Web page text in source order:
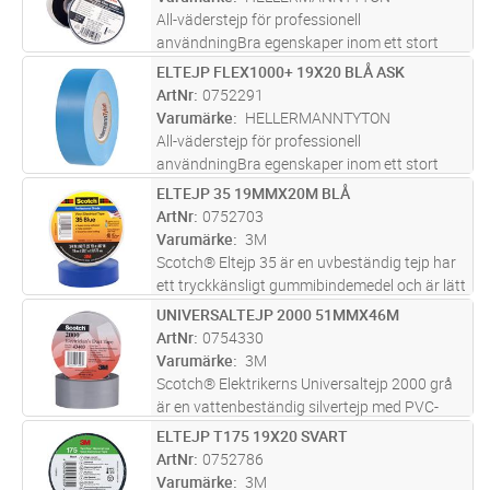
All-väderstejp för professionell
användningBra egenskaper inom ett stort
temperaturområde ned till -18 till
+105°CLevereras i skyddande plastaskPrimär
isolering för skarvar upp till 1 kVSom
skyddande...läs mer
ST Lägg i kundvagn
ELTEJP FLEX1000+ 19X20 BLÅ ASK
ArtNr 0752291
Varumärke
HELLERMANNTYTON
All-väderstejp för professionell
användningBra egenskaper inom ett stort
temperaturområde ned till -18 till
+105°CLevereras i skyddande plastaskPrimär
isolering för skarvar upp till 1 kVSom
skyddande...läs mer
ST Lägg i kundvagn
ELTEJP 35 19MMX20M BLÅ
ArtNr 0752703
Varumärke
3M
Scotch® Eltejp 35 är en uvbeständig tejp har
ett tryckkänsligt gummibindemedel och är lätt
att hantera och applicera. Denna tejp av
professionell kvalitet är utmärkt för
fasidentifiering och färgkodn
ST Lägg i kundvagn
UNIVERSALTEJP 2000 51MMX46M
ArtNr 0754330
Varumärke
3M
Scotch® Elektrikerns Universaltejp 2000 grå
är en vattenbeständig silvertejp med PVC-
ryggmaterial och ett gummibindemedel.
Denna tejp är en universaltejp för elektriker för
hållnings- och buntningsap
ST Lägg i kundvagn
ELTEJP T175 19X20 SVART
ArtNr 0752786
Varumärke
3M